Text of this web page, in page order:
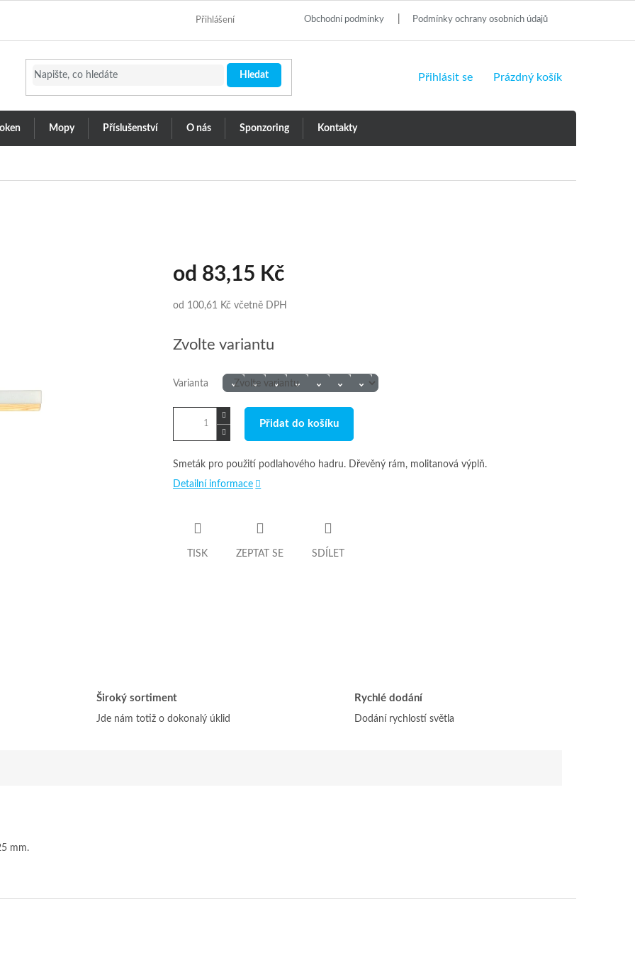
Obchodní podmínky Podmínky ochrany osobních údajů
Přihlášení
Hledat Přihlásit se
NÁKUPNÍ
Prázdný košík
Mopy Příslušenství O nás Sponzoring Kontakty
od 83,15 Kč
od 100,61 Kč včetně DPH
cena:
Zvolte variantu
Varianta
Přidat do košíku
Smeták pro použití podlahového hadru. Dřevěný rám, molitanová výplň.
Detailní informace
TISK ZEPTAT SE SDÍLET
Široký sortiment
Jde nám totiž o dokonalý úklid
Rychlé dodání
Dodání rychlostí světla
mm.